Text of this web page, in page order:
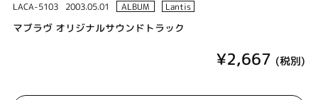
LACA-5103 2003.05.01 ALBUM Lantis
マブラヴ オリジナルサウンドトラック
¥2,667 (税別)